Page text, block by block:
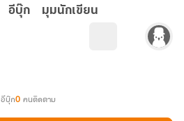
อีบุ๊ก มุมนักเขียน
อีบุ๊ก0 คนติดตาม